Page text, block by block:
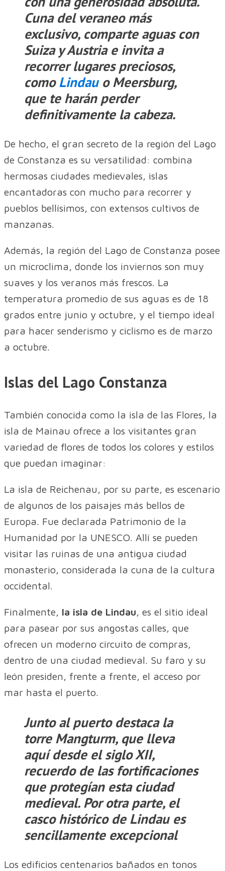
Cuna del veraneo más
exclusivo, comparte aguas con
Suiza y Austria e invita a
recorrer lugares preciosos,
comoLindauo Meersburg,
que te harán perder
definitivamente la cabeza.
De hecho, el gran secreto de la región del Lago
de Constanza es su versatilidad: combina
hermosas ciudades medievales, islas
encantadoras con mucho para recorrer y
pueblos bellísimos, con extensos cultivos de
manzanas.
Además, la región del Lago de Constanza posee
un microclima, donde los inviernos son muy
suaves y los veranos más frescos. La
temperatura promedio de sus aguas es de 18
grados entre junio y octubre, y el tiempo ideal
para hacer senderismo y ciclismo es de marzo
a octubre.
Islas del Lago Constanza
También conocida como la isla de las Flores, la
isla de Mainau ofrece a los visitantes gran
variedad de flores de todos los colores y estilos
que puedan imaginar:
La isla de Reichenau, por su parte, es escenario
de algunos de los paisajes más bellos de
Europa. Fue declarada Patrimonio de la
Humanidad por la UNESCO. Allí se pueden
visitar las ruinas de una antigua ciudad
monasterio, considerada la cuna de la cultura
occidental.
Finalmente, la isla de Lindau, es el sitio ideal
para pasear por sus angostas calles, que
ofrecen un moderno circuito de compras,
dentro de una ciudad medieval. Su faro y su
león presiden, frente a frente, el acceso por
mar hasta el puerto.
Junto al puerto destaca la
torre Mangturm, que lleva
aquí desde el siglo XII,
recuerdo de las fortificaciones
que protegían esta ciudad
medieval. Por otra parte, el
casco histórico de Lindau es
sencillamente excepcional
Los edificios centenarios bañados en tonos